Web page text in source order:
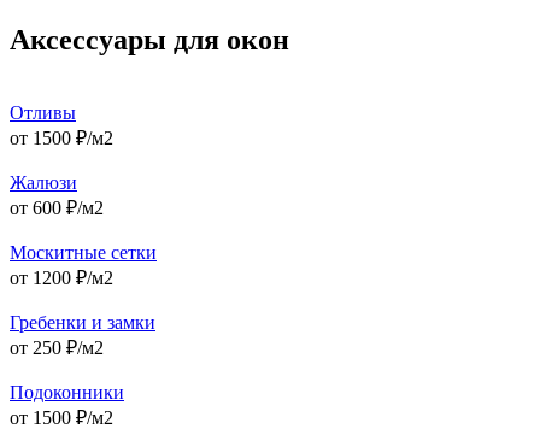
Аксессуары для окон
Отливы
от 1500 ₽/м2
Жалюзи
от 600 ₽/м2
Москитные сетки
от 1200 ₽/м2
Гребенки и замки
от 250 ₽/м2
Подоконники
от 1500 ₽/м2